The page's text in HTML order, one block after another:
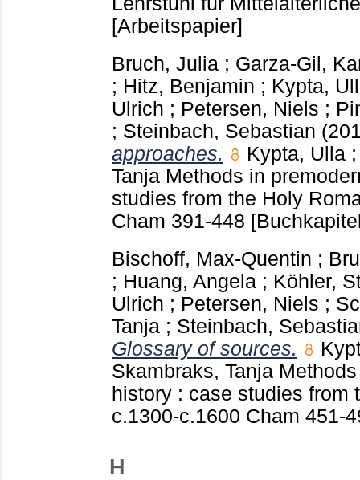
[Arbeitspapier]
Bruch, Julia ; Garza-Gil,
; Hitz, Benjamin ; Kypta,
Ulrich ; Petersen, Niels ;
; Steinbach, Sebastian
approaches.
Kypta, Ulla
Tanja Methods in
studies from the Holy
Cham 391-448
Bischoff, Max-Quentin ;
; Huang, Angela ; Köhler,
Ulrich ; Petersen, Niels ;
Tanja ; Steinbach,
Glossary of sources.
Skambraks, Tanja
history : case studies from
c.1300-c.1600 Cham 451-
H